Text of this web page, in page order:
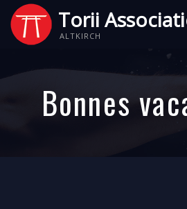
Torii
ALTKIRCH
Bonnes